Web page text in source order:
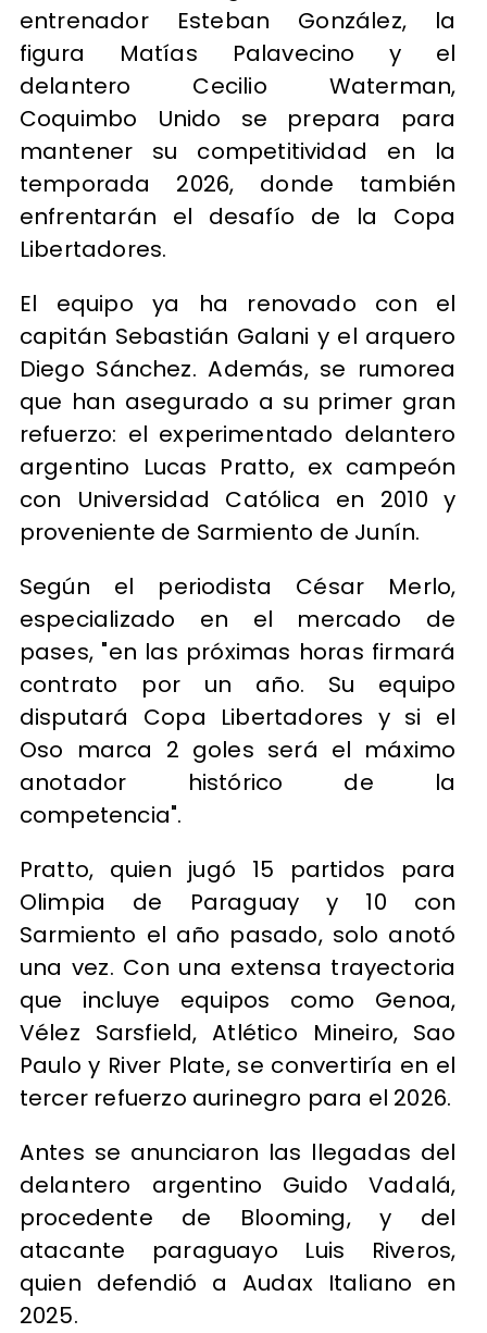
entrenador Esteban González, la
figura Matías Palavecino y el
delantero Cecilio Waterman,
Coquimbo Unido se prepara para
mantener su competitividad en la
temporada 2026, donde también
enfrentarán el desafío de la Copa
Libertadores.
El equipo ya ha renovado con el
capitán Sebastián Galani y el arquero
Diego Sánchez. Además, se rumorea
que han asegurado a su primer gran
refuerzo: el experimentado delantero
argentino Lucas Pratto, ex campeón
con Universidad Católica en 2010 y
proveniente de Sarmiento de Junín.
Según el periodista César Merlo,
especializado en el mercado de
pases, "en las próximas horas firmará
contrato por un año. Su equipo
disputará Copa Libertadores y si el
Oso marca 2 goles será el máximo
anotador histórico de la
competencia".
Pratto, quien jugó 15 partidos para
Olimpia de Paraguay y 10 con
Sarmiento el año pasado, solo anotó
una vez. Con una extensa trayectoria
que incluye equipos como Genoa,
Vélez Sarsfield, Atlético Mineiro, Sao
Paulo y River Plate, se convertiría en el
tercer refuerzo aurinegro para el 2026.
Antes se anunciaron las llegadas del
delantero argentino Guido Vadalá,
procedente de Blooming, y del
atacante paraguayo Luis Riveros,
quien defendió a Audax Italiano en
2025.